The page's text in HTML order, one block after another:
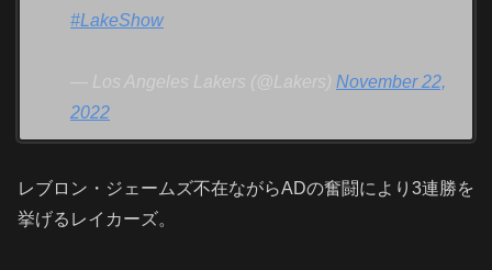
#LakeShow
— Los Angeles Lakers (@Lakers) November 22,
2022
レブロン・ジェームズ不在ながらADの奮闘により3連勝を
挙げるレイカーズ。